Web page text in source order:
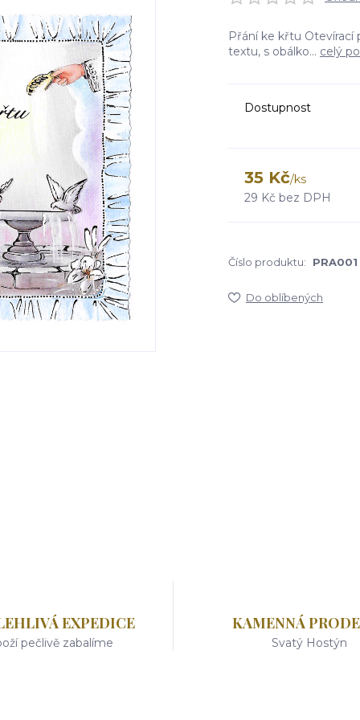
Přání ke křtu
textu, s obálko... celý
Dostupnost
35 Kč/ks
29 Kč bez DPH
Číslo produktu: PRA001
Do oblíbených
EXPEDICE
pečlivě zabalíme
KAMENNÁ
Svatý Hostýn